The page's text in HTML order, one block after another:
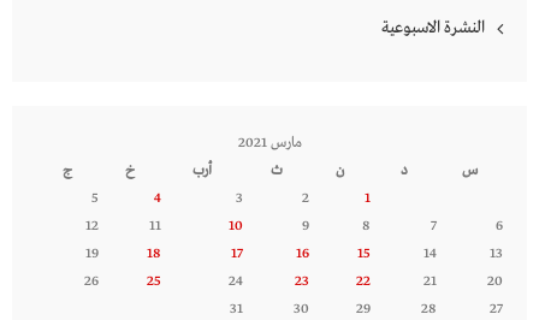
النشرة الاسبوعية
مارس 2021
س
د ن ث أرب خ
ج
1
2
3
4
5
6
7
8
9
10
11
12
13
14
15
16
17
18
19
20
21
22
23
24
25
26
27
28
29
30
31